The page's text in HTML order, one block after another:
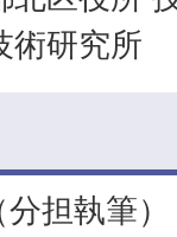
術研究所
担執筆）